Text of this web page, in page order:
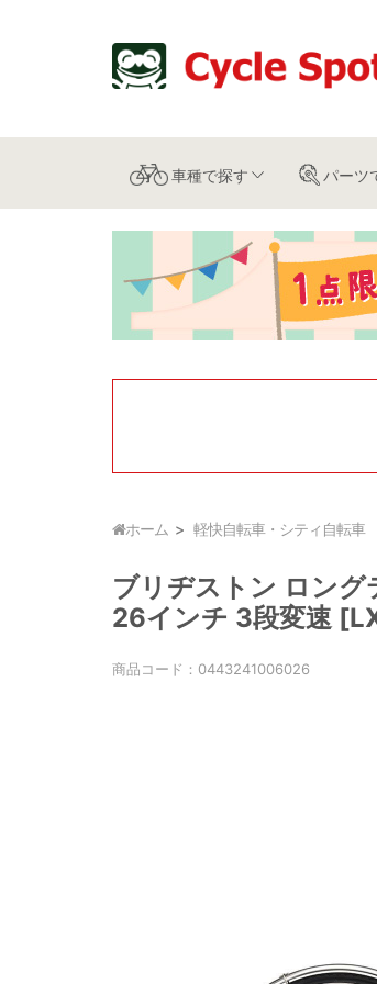
車種で探す パーツ
ホーム 軽快自転車・シティ自転車
ブリヂストン ロング
26インチ 3段変速
商品コード： 0443241006026